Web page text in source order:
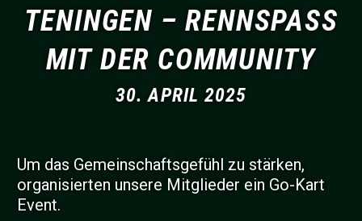
TENINGEN – RENNSPASS M
IT DER COMMUNITY
30. APRIL 2025
Um das Gemeinschaftsgefühl zu stärken,
organisierten unsere Mitglieder ein Go-Kart
Event.